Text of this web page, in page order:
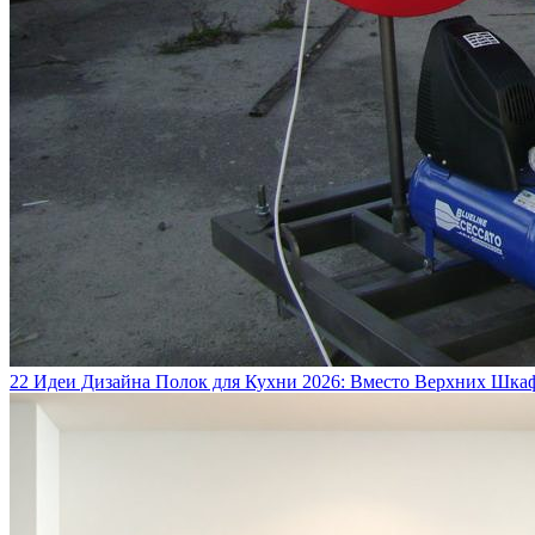
22 Идеи Дизайна Полок для Кухни 2026: Вместо Верхних